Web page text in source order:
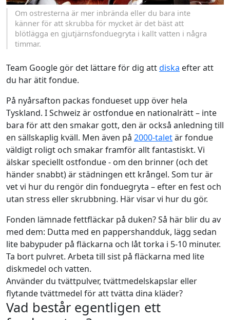
Om ostresterna är mer inbrända eller du bara inte
känner för att skrubba för mycket är det bäst att
blötlägga en gjutjärnsfonduegryta i kallt vatten i några
timmar.
Team Google gör det lättare för dig attdiska efter att
du har ätit fondue.
På nyårsafton packas fondueset upp över hela
Tyskland. I Schweiz är ostfondue en nationalrätt – inte
bara för att den smakar gott, den är också anledning till
en sällskaplig kväll. Men även på 2000-taletär fondue
väldigt roligt och smakar framför allt fantastiskt. Vi
älskar speciellt ostfondue - om den brinner (och det
händer snabbt) är städningen ett krångel. Som tur är
vet vi hur du rengör din fonduegryta – efter en fest och
utan stress eller skrubbning. Här visar vi hur du gör.
Fonden lämnade fettfläckar på duken? Så här blir du av
med dem: Dutta med en pappershandduk, lägg sedan
lite babypuder på fläckarna och låt torka i 5-10 minuter.
Ta bort pulvret. Arbeta till sist på fläckarna med lite
diskmedel och vatten.
Använder du tvättpulver, tvättmedelskapslar eller
flytande tvättmedel för att tvätta dina kläder?
Vad består egentligen ett